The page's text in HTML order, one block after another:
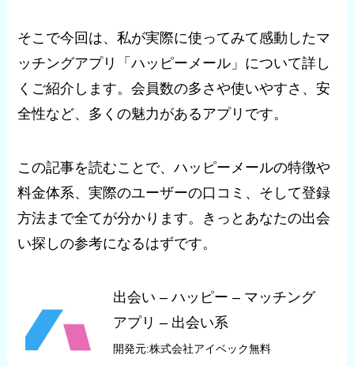
そこで今回は、私が実際に使ってみて感動したマ
ッチングアプリ「ハッピーメール」について詳し
くご紹介します。会員数の多さや使いやすさ、安
全性など、多くの魅力があるアプリです。
この記事を読むことで、ハッピーメールの特徴や
料金体系、実際のユーザーの口コミ、そして登録
方法まで全てが分かります。きっとあなたの出会
い探しの参考になるはずです。
出会い – ハッピー – マッチング
アプリ – 出会い系
開発元:株式会社アイベック無料